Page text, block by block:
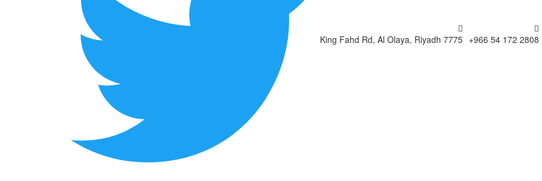
2808 172 54 966+
7775 King Fahd Rd, Al Olaya, Riyadh